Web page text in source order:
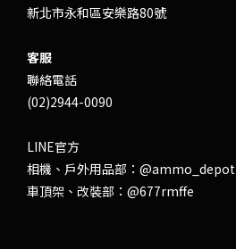
新北市永和區安樂路80號
客服
聯絡電話
(02)2944-0090
LINE官方
相機、戶外用品部： @ammo_depot
車頂架、改裝部： @677rmffe